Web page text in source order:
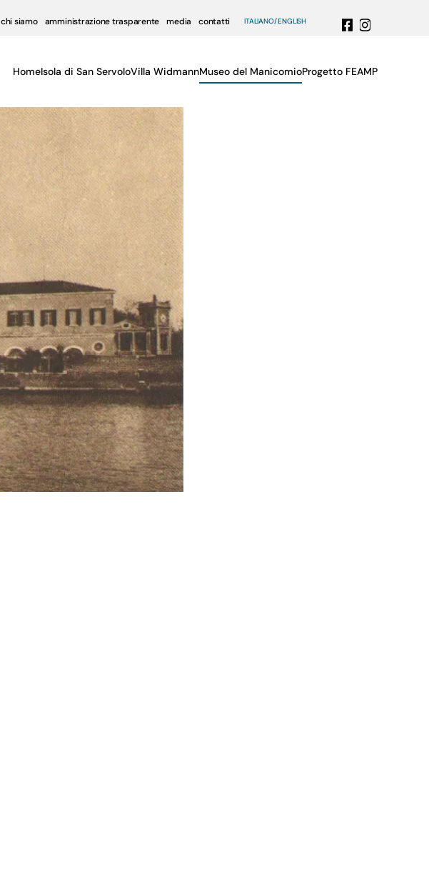
chi siamo amministrazione trasparente media contatti ITALIANO ENGLISH
HomeIsola di San ServoloVilla WidmannMuseo del ManicomioProgetto FEAMP